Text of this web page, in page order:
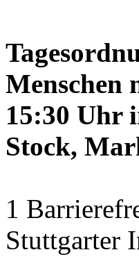
Menschen
15:30 Uhr
Stock,
1
Stuttgarter